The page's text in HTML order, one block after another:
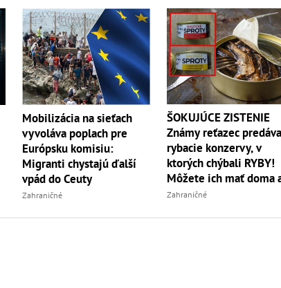
Mobilizácia na sieťach
vyvoláva poplach pre
Európsku komisiu:
Migranti chystajú ďalší
vpád do Ceuty
Zahraničné
ŠOKUJÚCE ZISTENIE
Známy reťazec
rybacie konzervy, v
ktorých chýbali RYBY!
Môžete ich mať doma
vy
Zahraničné